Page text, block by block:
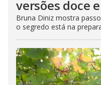
versões doce
Bruna Diniz mostra
o segredo está na